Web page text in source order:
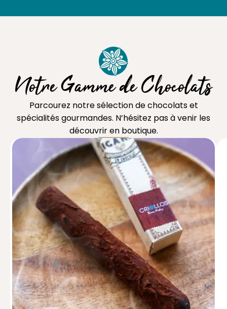
Notre Gamme de Chocolats
Parcourez notre sélection de chocolats et
spécialités gourmandes. N’hésitez pas à venir les
découvrir en boutique.